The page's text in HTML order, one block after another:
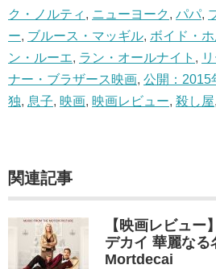
ク・ノルティ , ニューヨーク , パパ,
ー, ブルース・マッギル, ボイド・
ン・ルーエ, ラン・オールナイト ,
ナー・ブラザース映画, 公開：2015
独, 息子, 映画, 映画レビュー, 殺し屋,
関連記事
【映画レビュー
デカイ 華麗なる
Mortdecai